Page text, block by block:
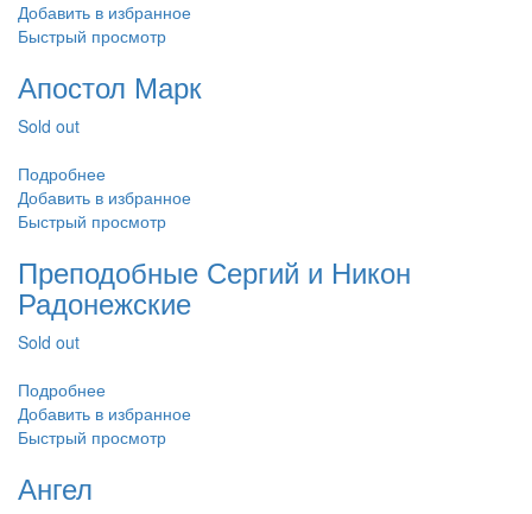
Добавить в избранное
Быстрый просмотр
Апостол Марк
Sold out
Подробнее
Добавить в избранное
Быстрый просмотр
Преподобные Сергий и Никон
Радонежские
Sold out
Подробнее
Добавить в избранное
Быстрый просмотр
Ангел